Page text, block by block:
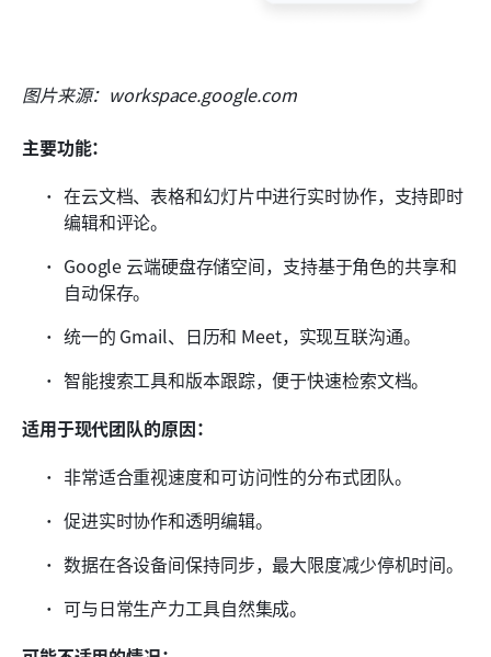
图片来源：workspace.google.com
主要功能：
在云文档、表格和幻灯片中进行实时协作，支持即时
编辑和评论。
Google 云端硬盘存储空间，支持基于角色的共享和
自动保存。
统一的 Gmail、日历和 Meet，实现互联沟通。
智能搜索工具和版本跟踪，便于快速检索文档。
适用于现代团队的原因：
非常适合重视速度和可访问性的分布式团队。
促进实时协作和透明编辑。
数据在各设备间保持同步，最大限度减少停机时间。
可与日常生产力工具自然集成。